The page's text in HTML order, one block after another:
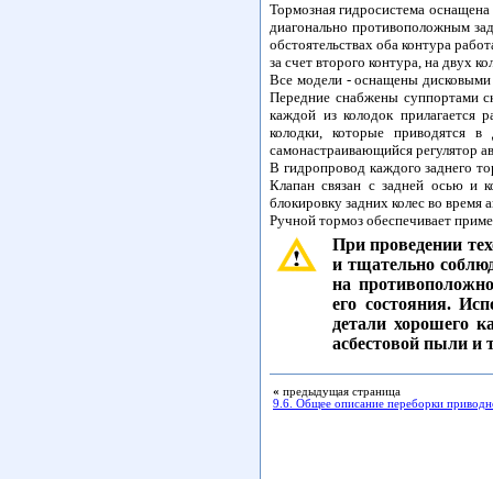
Тормозная гидросистема
диагонально противоположным
обстоятельствах оба контура
за счет второго контура, на двух
Все модели - оснащены
Передние снабжены суппортами
каждой из колодок
колодки, которые приводятся
самонастраивающийся регулятор
В гидропровод каждого заднего
Клапан связан с задней осью и
блокировку задних колес во время
Ручной тормоз обеспечивает
При проведении
и тщательно
на
его состояния.
детали хорошего
асбестовой пыли и
« предыдущая страница
9.6. Общее описание переборки